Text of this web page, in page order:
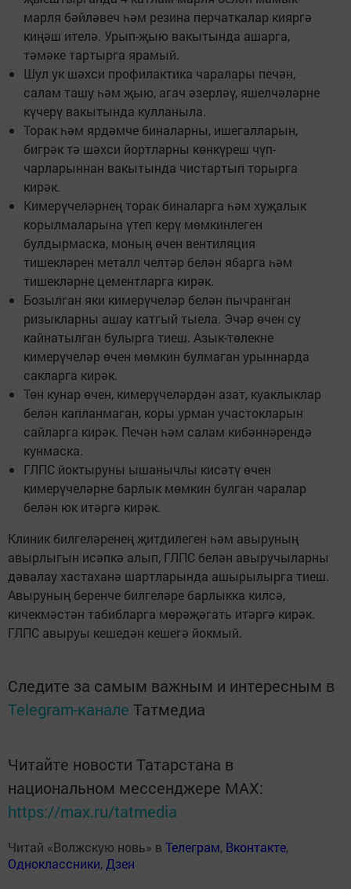
марля бәйләвеч һәм резина перчаткалар кияргә
киңәш ителә. Урып-җыю вакытында ашарга,
тәмәке тартырга ярамый.
Шул ук шәхси профилактика чаралары печән,
салам ташу һәм җыю, агач әзерләү, яшелчәләрне
күчерү вакытында кулланыла.
Торак һәм ярдәмче биналарны, ишегалларын,
бигрәк тә шәхси йортларны көнкүреш чүп-
чарларыннан вакытында чистартып торырга
кирәк.
Кимерүчеләрнең торак биналарга һәм хуҗалык
корылмаларына үтеп керү мөмкинлеген
булдырмаска, моның өчен вентиляция
тишекләрен металл челтәр белән ябарга һәм
тишекләрне цементларга кирәк.
Бозылган яки кимерүчеләр белән пычранган
ризыкларны ашау катгый тыела. Эчәр өчен су
кайнатылган булырга тиеш. Азык-төлекне
кимерүчеләр өчен мөмкин булмаган урыннарда
сакларга кирәк.
Төн кунар өчен, кимерүчеләрдән азат, куаклыклар
белән капланмаган, коры урман участокларын
сайларга кирәк. Печән һәм салам кибәннәрендә
кунмаска.
ГЛПС йоктыруны ышанычлы кисәтү өчен
кимерүчеләрне барлык мөмкин булган чаралар
белән юк итәргә кирәк.
Клиник билгеләренең җитдилеген һәм авыруның
авырлыгын исәпкә алып, ГЛПС белән авыручыларны
дәвалау хастаханә шартларында ашырылырга тиеш.
Авыруның беренче билгеләре барлыкка килсә,
кичекмәстән табибларга мөрәҗәгать итәргә кирәк.
ГЛПС авыруы кешедән кешегә йокмый.
Следите за самым важным и интересным в
Telegram-канале Татмедиа
Читайте новости Татарстана в
национальном мессенджере MАХ:
https://max.ru/tatmedia
Читай «Волжскую новь» в Телеграм, Вконтакте,
Одноклассники, Дзен